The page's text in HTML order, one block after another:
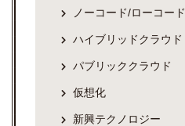
ノーコード/ローコード
ハイブリッドクラウド
パブリッククラウド
仮想化
新興テクノロジー